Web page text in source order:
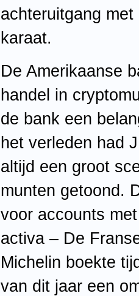
achteruitgang
karaat.
De Amerikaanse
handel in
de bank een
het verleden had
altijd een groot
munten getoond.
voor accounts
activa – De
Michelin boekte
van dit jaar een